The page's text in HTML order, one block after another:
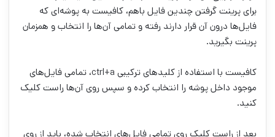
برای پرینت گرفتن چندین فایل باهم، کافیست به پوشه‌ای که
فایل‌ها درون آن قرار دارند رفته و تمامی آن‌ها را انتخاب و همزمان
پرینت بگیرید.
کافیست با استفاده از کلید‌های ترکیبی ctrl+a، تمامی فایل‌های
موجود داخل پوشه را انتخاب کرده و سپس روی آن‌ها راست کلیک
کنید.
بعد از راست کلیک روی تمامی فایل‌های انتخاب شده، باید از روی